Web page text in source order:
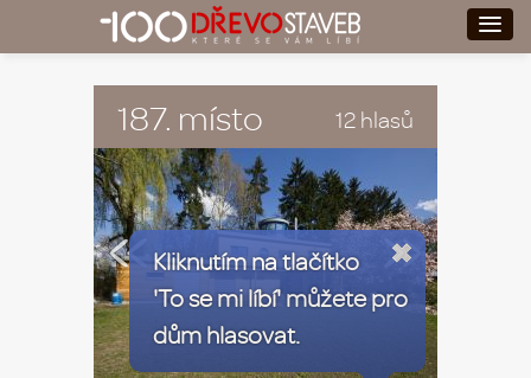
187. místo 12 hlasů
Kliknutím na tlačítko
'To se mi líbí' můžete pro
dům hlasovat.
»
«